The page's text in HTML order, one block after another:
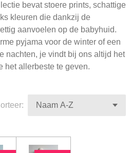
bevat stoere prints, schattige
kleuren die dankzij de
aanvoelen op de babyhuid.
pyjama voor de winter of een
nachten, je vindt bij ons altijd het
het allerbeste te geven.